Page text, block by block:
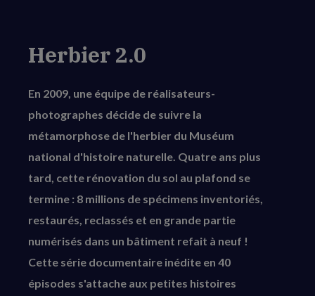
Herbier 2.0
En 2009, une équipe de réalisateurs-
photographes décide de suivre la
métamorphose de l'herbier du Muséum
national d'histoire naturelle. Quatre ans plus
tard, cette rénovation du sol au plafond se
termine : 8 millions de spécimens inventoriés,
restaurés, reclassés et en grande partie
numérisés dans un bâtiment refait à neuf !
Cette série documentaire inédite en 40
épisodes s'attache aux petites histoires